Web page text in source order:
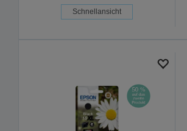
Schnellansicht